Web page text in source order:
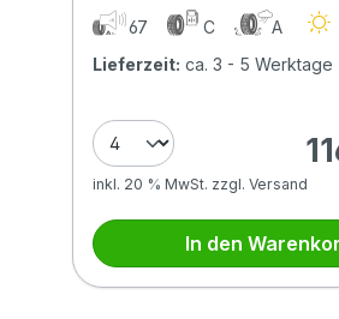
67 C
A
Lieferzeit: ca. 3 - 5 Werktage
inkl. 20 % MwSt. zzgl. Versand
In den